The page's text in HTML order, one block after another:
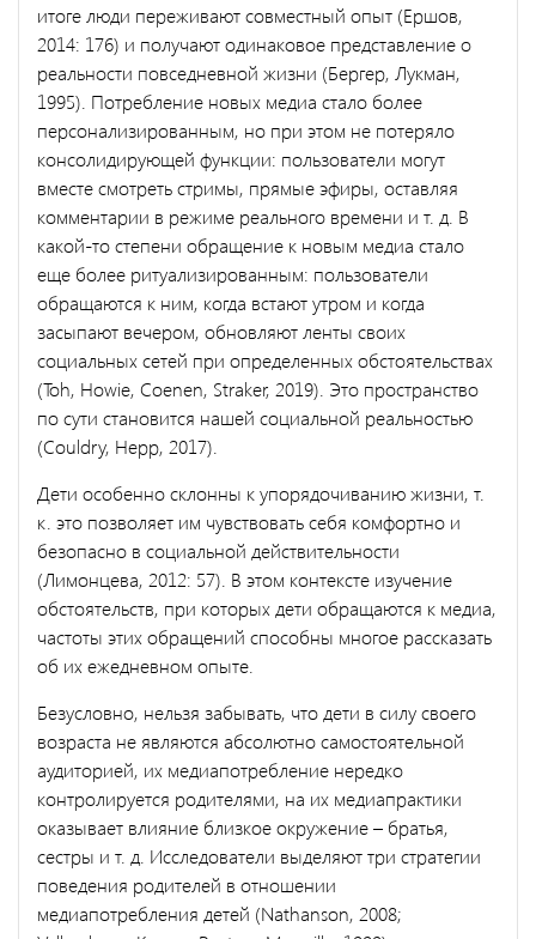
итоге люди переживают совместный опыт (Ершов,
2014: 176) и получают одинаковое представление о
реальности повседневной жизни (Бергер, Лукман,
1995). Потребление новых медиа стало более
персонализированным, но при этом не потеряло
консолидирующей функции: пользователи могут
вместе смотреть стримы, прямые эфиры, оставляя
комментарии в режиме реального времени и т. д. В
какой-то степени обращение к новым медиа стало
еще более ритуализированным: пользователи
обращаются к ним, когда встают утром и когда
засыпают вечером, обновляют ленты своих
социальных сетей при определенных обстоятельствах
(Toh, Howie, Coenen, Straker, 2019). Это пространство
по сути становится нашей социальной реальностью
(Couldry, Hepp, 2017).
Дети особенно склонны к упорядочиванию жизни, т.
к. это позволяет им чувствовать себя комфортно и
безопасно в социальной действительности
(Лимонцева, 2012: 57). В этом контексте изучение
обстоятельств, при которых дети обращаются к медиа,
частоты этих обращений способны многое рассказать
об их ежедневном опыте.
Безусловно, нельзя забывать, что дети в силу своего
возраста не являются абсолютно самостоятельной
аудиторией, их медиапотребление нередко
контролируется родителями, на их медиапрактики
оказывает влияние близкое окружение – братья,
сестры и т. д. Исследователи выделяют три стратегии
поведения родителей в отношении
медиапотребления детей (Nathanson, 2008;